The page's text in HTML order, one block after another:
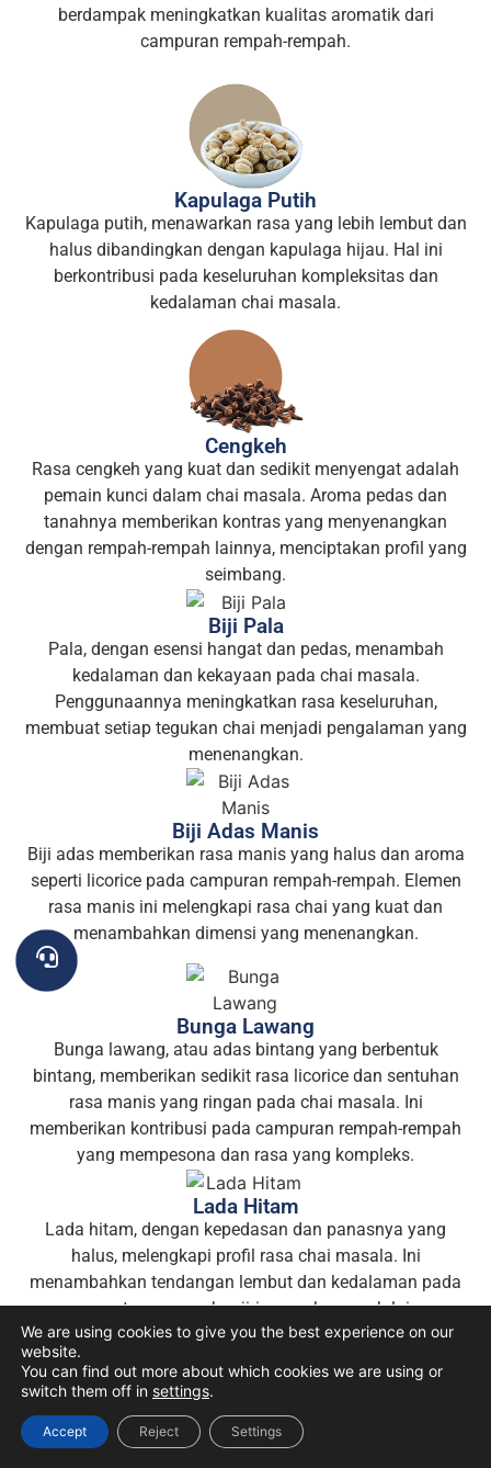
berdampak meningkatkan kualitas aromatik dari
campuran rempah-rempah.
Kapulaga Putih
Kapulaga putih, menawarkan rasa yang lebih lembut dan
halus dibandingkan dengan kapulaga hijau. Hal ini
berkontribusi pada keseluruhan kompleksitas dan
kedalaman chai masala.
Cengkeh
Rasa cengkeh yang kuat dan sedikit menyengat adalah
pemain kunci dalam chai masala. Aroma pedas dan
tanahnya memberikan kontras yang menyenangkan
dengan rempah-rempah lainnya, menciptakan profil yang
seimbang.
Biji Pala
Pala, dengan esensi hangat dan pedas, menambah
kedalaman dan kekayaan pada chai masala.
Penggunaannya meningkatkan rasa keseluruhan,
membuat setiap tegukan chai menjadi pengalaman yang
menenangkan.
Biji Adas Manis
Biji adas memberikan rasa manis yang halus dan aroma
seperti licorice pada campuran rempah-rempah. Elemen
rasa manis ini melengkapi rasa chai yang kuat dan
menambahkan dimensi yang menenangkan.
Bunga Lawang
Bunga lawang, atau adas bintang yang berbentuk
bintang, memberikan sedikit rasa licorice dan sentuhan
rasa manis yang ringan pada chai masala. Ini
memberikan kontribusi pada campuran rempah-rempah
yang mempesona dan rasa yang kompleks.
Lada Hitam
Lada hitam, dengan kepedasan dan panasnya yang
halus, melengkapi profil rasa chai masala. Ini
menambahkan tendangan lembut dan kedalaman pada
campuran tanpa membanjiri rempah-rempah lainnya.
ALERGEN
Untuk Anda yang memiliki alergi terhadap kacang-
kacangan, biji-bijian, gluten, susu, seledri, kedelai, lupin,
sulfite, atau alergen lainnya, mohon diperhatikan bahwa
We are using cookies to give you the best experience on our
website.
You can find out more about which cookies we are using or
switch them off in settings.
Accept Reject Settings